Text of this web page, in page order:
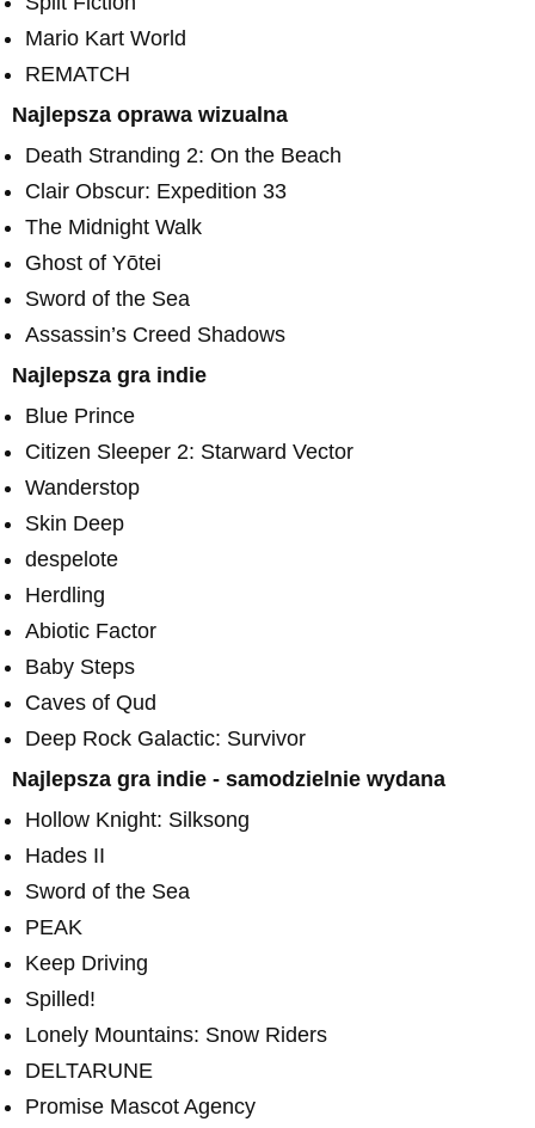
Mario Kart World
REMATCH
Najlepsza oprawa wizualna
Death Stranding 2: On the Beach
Clair Obscur: Expedition 33
The Midnight Walk
Ghost of Yōtei
Sword of the Sea
Assassin’s Creed Shadows
Najlepsza gra indie
Blue Prince
Citizen Sleeper 2: Starward Vector
Wanderstop
Skin Deep
despelote
Herdling
Abiotic Factor
Baby Steps
Caves of Qud
Deep Rock Galactic: Survivor
Najlepsza gra indie - samodzielnie wydana
Hollow Knight: Silksong
Hades II
Sword of the Sea
PEAK
Keep Driving
Spilled!
Lonely Mountains: Snow Riders
DELTARUNE
Promise Mascot Agency